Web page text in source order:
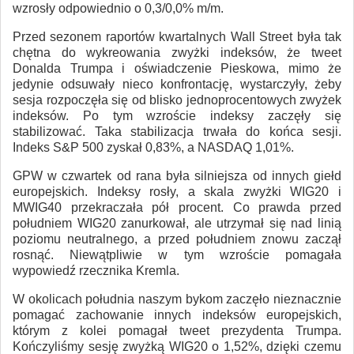
wzrosły odpowiednio o 0,3/0,0% m/m.
Przed sezonem raportów kwartalnych Wall Street była tak
chętna do wykreowania zwyżki indeksów, że tweet
Donalda Trumpa i oświadczenie Pieskowa, mimo że
jedynie odsuwały nieco konfrontację, wystarczyły, żeby
sesja rozpoczęła się od blisko jednoprocentowych zwyżek
indeksów. Po tym wzroście indeksy zaczęły się
stabilizować. Taka stabilizacja trwała do końca sesji.
Indeks S&P 500 zyskał 0,83%, a NASDAQ 1,01%.
GPW w czwartek od rana była silniejsza od innych giełd
europejskich. Indeksy rosły, a skala zwyżki WIG20 i
MWIG40 przekraczała pół procent. Co prawda przed
południem WIG20 zanurkował, ale utrzymał się nad linią
poziomu neutralnego, a przed południem znowu zaczął
rosnąć. Niewątpliwie w tym wzroście pomagała
wypowiedź rzecznika Kremla.
W okolicach południa naszym bykom zaczęło nieznacznie
pomagać zachowanie innych indeksów europejskich,
którym z kolei pomagał tweet prezydenta Trumpa.
Kończyliśmy sesję zwyżką WIG20 o 1,52%, dzięki czemu